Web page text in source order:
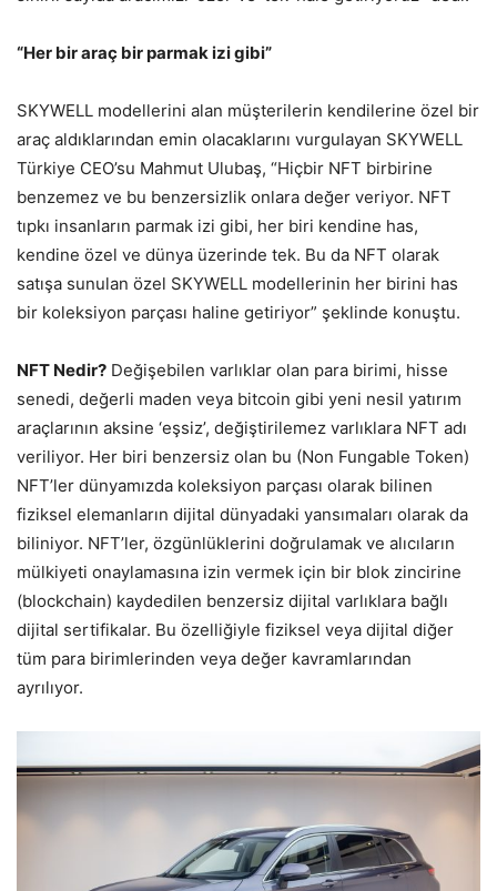
“Her bir araç bir parmak izi gibi”
SKYWELL modellerini alan müşterilerin kendilerine özel bir
araç aldıklarından emin olacaklarını vurgulayan SKYWELL
Türkiye CEO’su Mahmut Ulubaş, “Hiçbir NFT birbirine
benzemez ve bu benzersizlik onlara değer veriyor. NFT
tıpkı insanların parmak izi gibi, her biri kendine has,
kendine özel ve dünya üzerinde tek. Bu da NFT olarak
satışa sunulan özel SKYWELL modellerinin her birini has
bir koleksiyon parçası haline getiriyor” şeklinde konuştu.
NFT Nedir? Değişebilen varlıklar olan para birimi, hisse
senedi, değerli maden veya bitcoin gibi yeni nesil yatırım
araçlarının aksine ‘eşsiz’, değiştirilemez varlıklara NFT adı
veriliyor. Her biri benzersiz olan bu (Non Fungable Token)
NFT’ler dünyamızda koleksiyon parçası olarak bilinen
fiziksel elemanların dijital dünyadaki yansımaları olarak da
biliniyor. NFT’ler, özgünlüklerini doğrulamak ve alıcıların
mülkiyeti onaylamasına izin vermek için bir blok zincirine
(blockchain) kaydedilen benzersiz dijital varlıklara bağlı
dijital sertifikalar. Bu özelliğiyle fiziksel veya dijital diğer
tüm para birimlerinden veya değer kavramlarından
ayrılıyor.